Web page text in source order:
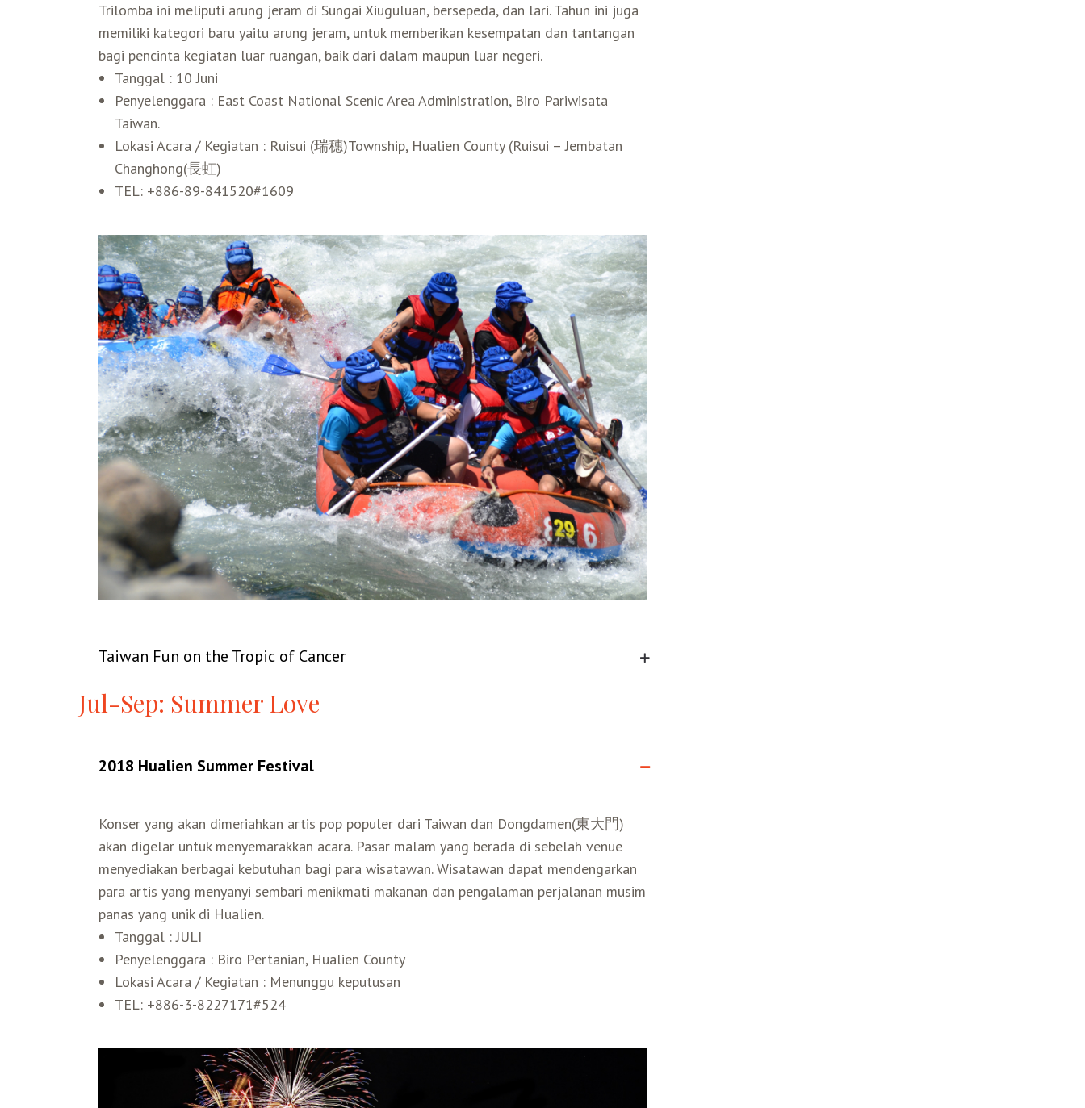
Trilomba ini meliputi arung jeram di Sungai Xiuguluan, bersepeda, dan lari. Tahun ini juga
memiliki kategori baru yaitu arung jeram, untuk memberikan kesempatan dan tantangan
bagi pencinta kegiatan luar ruangan, baik dari dalam maupun luar negeri.
Tanggal : 10 Juni
Penyelenggara : East Coast National Scenic Area Administration, Biro Pariwisata
Taiwan.
Lokasi Acara / Kegiatan : Ruisui (瑞穗)Township, Hualien County (Ruisui – Jembatan
Changhong(長虹)
TEL: +886-89-841520#1609
Taiwan Fun on the Tropic of Cancer
Jul-Sep: Summer Love
2018 Hualien Summer Festival
Konser yang akan dimeriahkan artis pop populer dari Taiwan dan Dongdamen(東大門)
akan digelar untuk menyemarakkan acara. Pasar malam yang berada di sebelah venue
menyediakan berbagai kebutuhan bagi para wisatawan. Wisatawan dapat mendengarkan
para artis yang menyanyi sembari menikmati makanan dan pengalaman perjalanan musim
panas yang unik di Hualien.
Tanggal : JULI
Penyelenggara : Biro Pertanian, Hualien County
Lokasi Acara / Kegiatan : Menunggu keputusan
TEL: +886-3-8227171#524